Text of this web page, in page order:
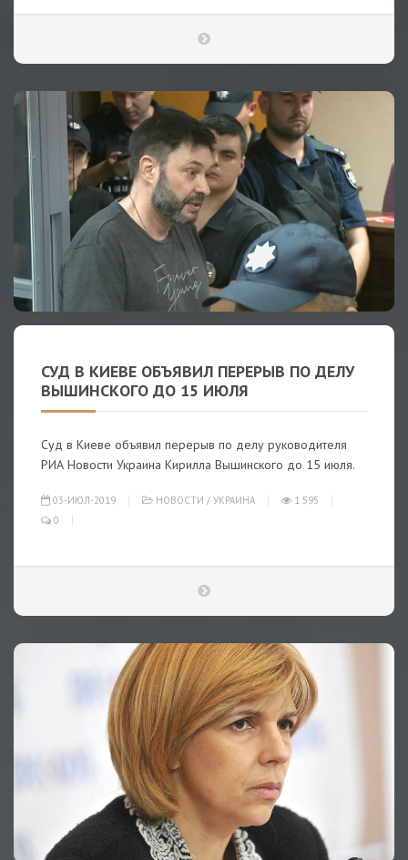
СУД В КИЕВЕ ОБЪЯВИЛ ПЕРЕРЫВ ПО ДЕЛУ
ВЫШИНСКОГО ДО 15 ИЮЛЯ
Суд в Киеве объявил перерыв по делу руководителя
РИА Новости Украина Кирилла Вышинского до 15 июля.
03-ИЮЛ-2019 НОВОСТИ / УКРАИНА
1 595
0